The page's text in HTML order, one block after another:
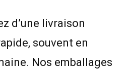
d’une livraison
souvent en
Nos emballages